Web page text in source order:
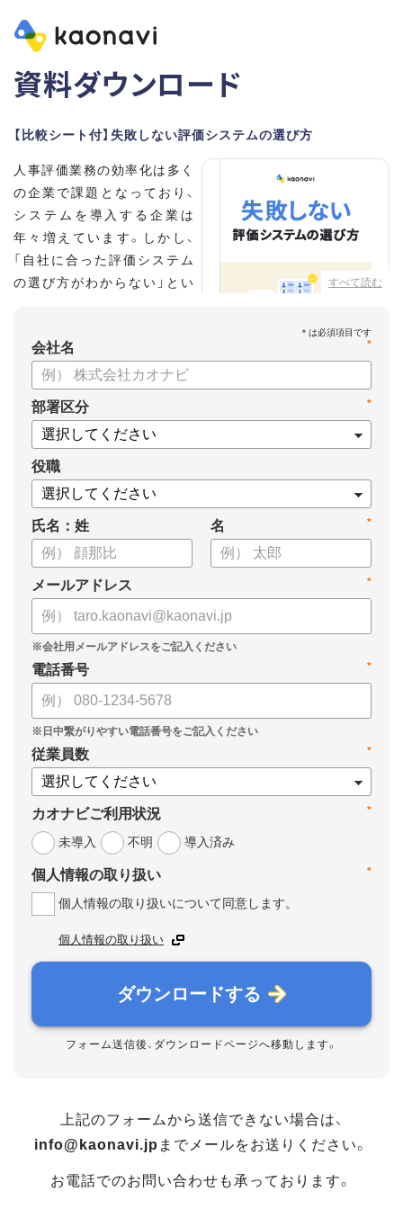
資料ダウンロード
【比較シート付】失敗しない評価システムの選び方
すべて読む
人事評価業務の効率化は多く
の企業で課題となっており、
システムを導入する企業は
年々増えています。しかし、
「自社に合った評価システム
の選び方がわからない」とい
こちらの資料では、
・人事評価システムが必要な企業の特徴
・導入検討に必要な3つの視点
・7つの選定ポイント
についてまとめましたので、ぜひお役立てください。
*
会社名
*
部署区分
役職
氏名：姓 *
名
*
メールアドレス
*
電話番号
*
従業員数
*
カオナビご利用状況
未導入
不明 導入済み
*
個人情報の取り扱い
個人情報の取り扱いについて同意します。
個人情報の取り扱い
ダウンロードする
フォーム送信後、ダウンロードページへ移動します。
上記のフォームから送信できない場合は、
info@kaonavi.jp までメールをお送りください。
お電話でのお問い合わせも承っております。